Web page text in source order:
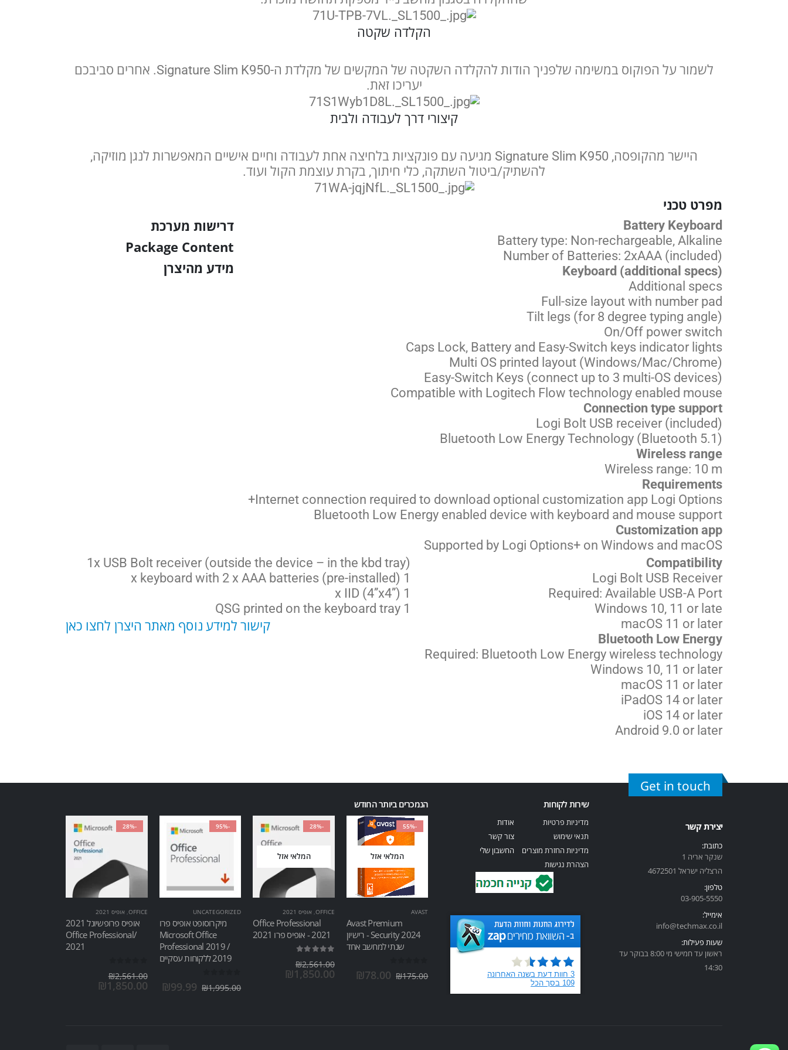
הקלדה שקטה
לשמור על הפוקוס במשימה שלפניך הודות להקלדה השקטה של ​​המקשים של מקלדת ה-Signature Slim K950. אחרים סביבכם
יעריכו זאת.
קיצורי דרך לעבודה ולבית
היישר מהקופסה, Signature Slim K950 מגיעה עם פונקציות בלחיצה אחת לעבודה וחיים אישיים המאפשרות לנגן מוזיקה,
להשתיק/ביטול השתקה, כלי חיתוך, בקרת עוצמת הקול ועוד.
מפרט טכני
Battery Keyboard
Battery type: Non-rechargeable, Alkaline
Number of Batteries: 2xAAA (included)
Keyboard (additional specs)
Additional specs
Full-size layout with number pad
Tilt legs (for 8 degree typing angle)
On/Off power switch
Caps Lock, Battery and Easy-Switch keys indicator lights
Multi OS printed layout (Windows/Mac/Chrome)
Easy-Switch Keys (connect up to 3 multi-OS devices)
Compatible with Logitech Flow technology enabled mouse
Connection type support
Logi Bolt USB receiver (included)
Bluetooth Low Energy Technology (Bluetooth 5.1)
Wireless range
Wireless range: 10 m
Requirements
Internet connection required to download optional customization app Logi Options+
Bluetooth Low Energy enabled device with keyboard and mouse support
Customization app
Supported by Logi Options+ on Windows and macOS
דרישות מערכת
Compatibility
Logi Bolt USB Receiver
Required: Available USB-A Port
Windows 10, 11 or late
macOS 11 or later
Bluetooth Low Energy
Required: Bluetooth Low Energy wireless technology
Windows 10, 11 or later
macOS 11 or later
iPadOS 14 or later
iOS 14 or later
Android 9.0 or later
Package Content
1x USB Bolt receiver (outside the device – in the kbd tray)
1 x keyboard with 2 x AAA batteries (pre-installed)
1 x IID (4’’x4’’)
1 QSG printed on the keyboard tray
מידע מהיצרן
קישור למידע נוסף מאתר היצרן לחצו כאן
Get in touch
יצירת קשר
כתובת:
שנקר אריה 1
הרצליה ישראל 4672501
טלפון:
03-905-5550
אימייל:
info@techmax.co.il
שעות פעילות:
ראשון עד חמישי מי 8:00 בבוקר עד
14:30
שירות לקוחות
מדיניות פרטיות
תנאי שימוש
מדיניות החזרת מוצרים
הצהרת נגישות
אודות
צור קשר
החשבון שלי
הנמכרים ביותר החודש
-55%
המלאי אזל
AVAST
Avast Premium
Security 2024 - רישיון
שנתי למחשב אחד
₪175.00
₪78.00
-28%
המלאי אזל
OFFICE
, אופיס 2021
Office Professional
2021 - אופיס פרו 2021
₪2,561.00
₪1,850.00
-95%
UNCATEGORIZED
מיקרוסופט אופיס פרו
Microsoft Office
Professional 2019 /
2019 ללקוחות עסקיים
₪1,995.00
₪99.99
-28%
OFFICE
, אופיס 2021
אופיס פרופשיונל 2021
/Office Professional
2021
₪2,561.00
₪1,850.00